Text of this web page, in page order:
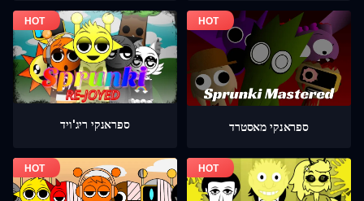
ספראנקי ריג'ויד ספראנקי מאסטרד